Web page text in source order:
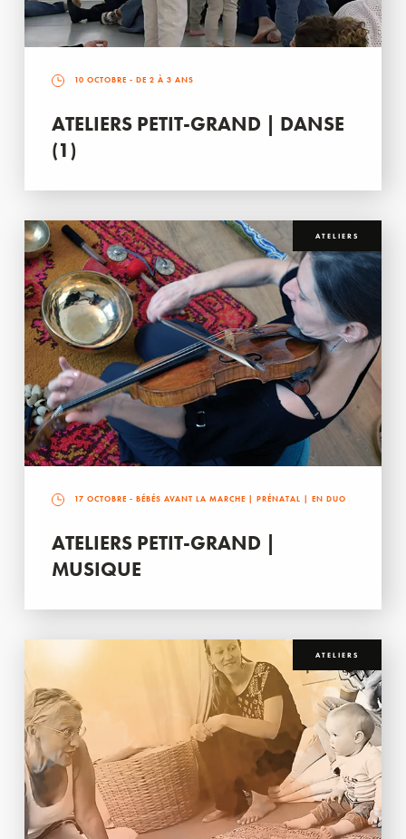
10 OCTOBRE - DE 2 À 3 ANS
ATELIERS PETIT-GRAND | DANSE
(1)
ATELIERS
17 OCTOBRE - BÉBÉS AVANT LA MARCHE | PRÉNATAL | EN DUO
ATELIERS PETIT-GRAND |
MUSIQUE
ATELIERS